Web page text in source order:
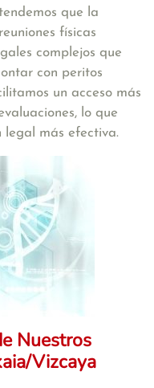
que la
físicas
complejos que
con peritos
un acceso más
lo que
legal más efectiva.
Nuestros
Vizcaya